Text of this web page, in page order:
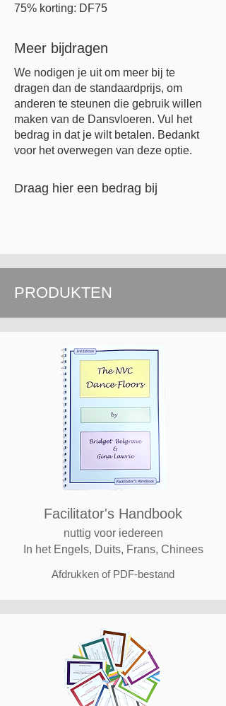
75% korting: DF75
Meer bijdragen
We nodigen je uit om meer bij te
dragen dan de standaardprijs, om
anderen te steunen die gebruik willen
maken van de Dansvloeren. Vul het
bedrag in dat je wilt betalen. Bedankt
voor het overwegen van deze optie.
Draag hier een bedrag bij
PRODUKTEN
Facilitator's Handbook
nuttig voor iedereen
In het Engels, Duits, Frans, Chinees
Afdrukken of PDF-bestand